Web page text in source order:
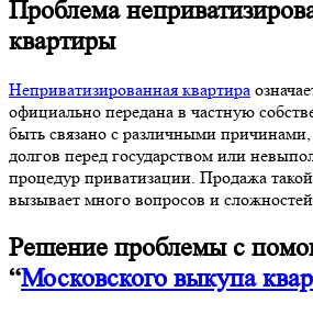
Проблема
квартиры
Неприватизированная квартира
официально передана в частную
быть связано с различными
долгов перед государством или
процедур приватизации. Продажа
вызывает много вопросов и сложностей.
Решение проблемы с
“Московского выкупа